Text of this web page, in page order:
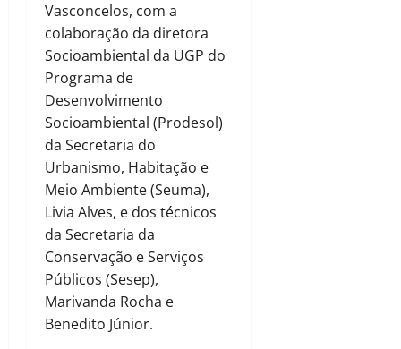
Vasconcelos, com a
colaboração da diretora
Socioambiental da UGP do
Programa de
Desenvolvimento
Socioambiental (Prodesol)
da Secretaria do
Urbanismo, Habitação e
Meio Ambiente (Seuma),
Livia Alves, e dos técnicos
da Secretaria da
Conservação e Serviços
Públicos (Sesep),
Marivanda Rocha e
Benedito Júnior.